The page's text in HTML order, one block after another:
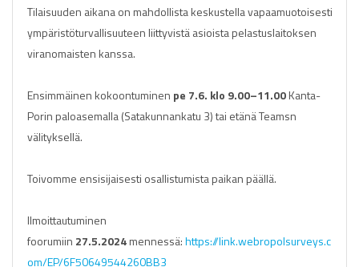
Tilaisuuden aikana on mahdollista keskustella vapaamuotoisesti
ympäristöturvallisuuteen liittyvistä asioista pelastuslaitoksen
viranomaisten kanssa.
Ensimmäinen kokoontuminen pe 7.6. klo 9.00–11.00Kanta-
Porin paloasemalla (Satakunnankatu 3) tai etänä Teamsn
välityksellä.
Toivomme ensisijaisesti osallistumista paikan päällä.
Ilmoittautuminen
foorumiin 27.5.2024mennessä:https://link.webropolsurveys.c
om/EP/6F50649544260BB3